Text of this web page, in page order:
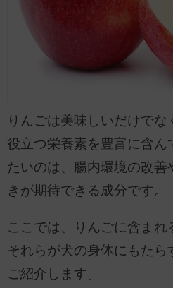
りんごは美味しいだけで
役立つ栄養素を豊富に含ん
たいのは、腸内環境の改善
きが期待できる成分です。
ここでは、りんごに含まれ
それらが犬の身体にもたら
ご紹介します。